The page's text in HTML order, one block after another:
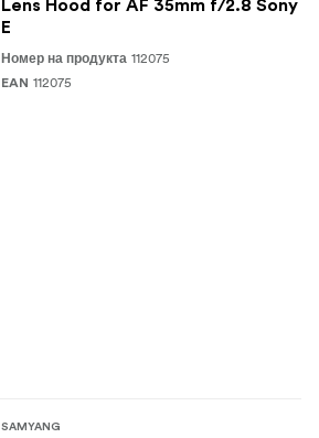
Lens Hood for AF 35mm f/2.8 Sony
E
Номер на продукта 112075
EAN 112075
SAMYANG